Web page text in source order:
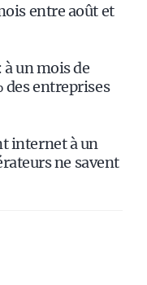
entre août et
un mois de
des entreprises
internet à un
ne savent